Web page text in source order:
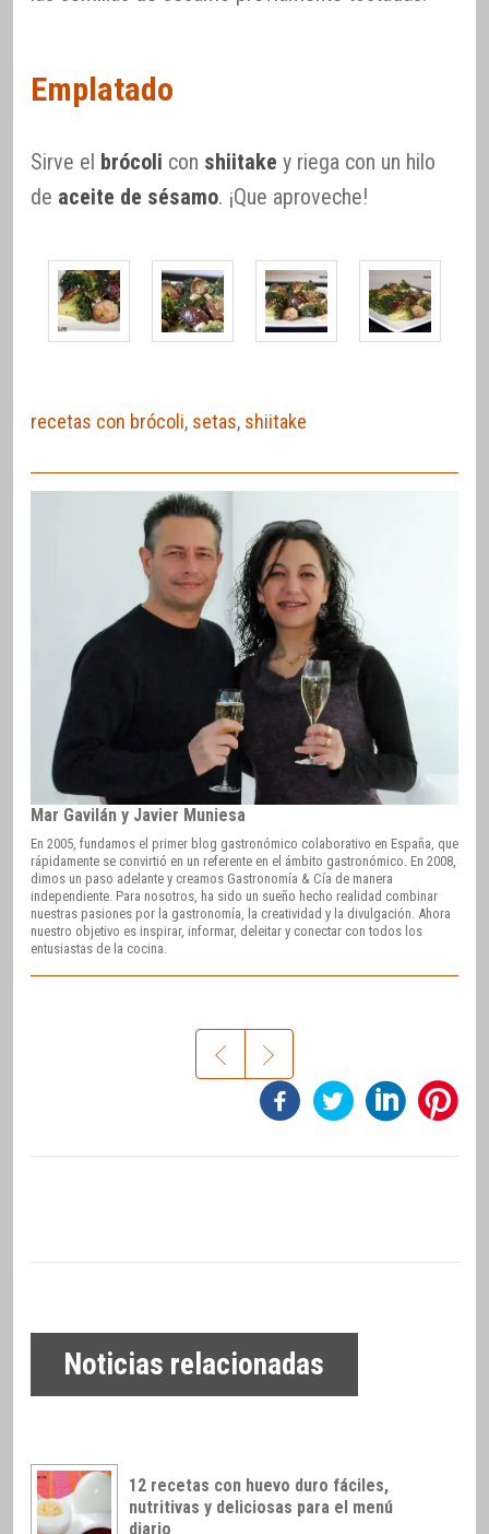
Emplatado
Sirve el brócoli con shiitake y riega con un hilo
de aceite de sésamo. ¡Que aproveche!
recetas con brócoli, setas, shiitake
Mar Gavilán y Javier Muniesa
En 2005, fundamos el primer blog gastronómico colaborativo en España, que
rápidamente se convirtió en un referente en el ámbito gastronómico. En 2008,
dimos un paso adelante y creamos Gastronomía & Cía de manera
independiente. Para nosotros, ha sido un sueño hecho realidad combinar
nuestras pasiones por la gastronomía, la creatividad y la divulgación. Ahora
nuestro objetivo es inspirar, informar, deleitar y conectar con todos los
entusiastas de la cocina.
Noticias relacionadas
12 recetas con huevo duro fáciles,
nutritivas y deliciosas para el menú
diario